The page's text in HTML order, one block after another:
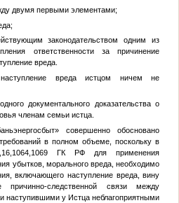
двумя первыми элементами;
законодательством одним из
ответственности за причинение
вреда.
вреда истцом ничем не
документального доказательства о
членам семьи истца.
совершенно обосновано
в полном объеме, поскольку в
ГК РФ для применения
убытков, морального вреда, необходимо
включающего наступление вреда, вину
причинно-следственной связи между
наступившими у Истца неблагоприятными